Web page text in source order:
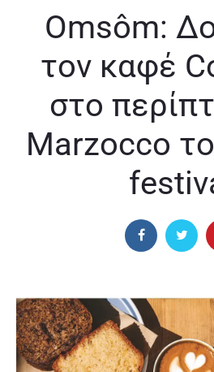
Omsôm:
τον καφέ
στο
Marzocco